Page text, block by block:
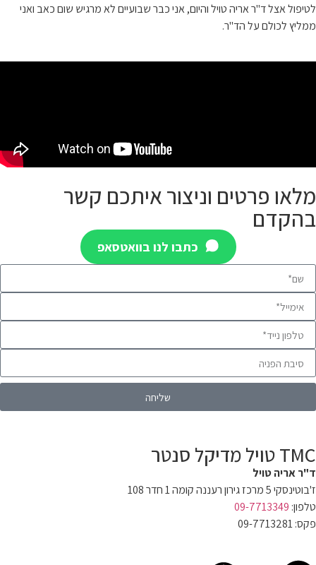
לטיפול אצל ד"ר אריה טויל והיום, אני כבר שבועיים לא מרגיש שום כאב ואני
ממליץ לכולם על הד"ר.
מלאו פרטים וניצור איתכם קשר
בהקדם
כתבו לנו בוואטסאפ
שליחה
TMC טויל מדיקל סנטר
ד"ר אריה טויל
ז'בוטינסקי 5 מרכז גירון רעננה קומה 1 חדר 108
טלפון: 09-7713349
פקס: 09-7713281